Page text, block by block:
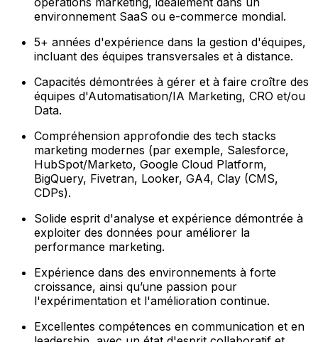
environnement SaaS ou e-commerce mondial.
5+ années d'expérience dans la gestion d'équipes,
incluant des équipes transversales et à distance.
Capacités démontrées à gérer et à faire croître des
équipes d'Automatisation/IA Marketing, CRO et/ou
Data.
Compréhension approfondie des tech stacks
marketing modernes (par exemple, Salesforce,
HubSpot/Marketo, Google Cloud Platform,
BigQuery, Fivetran, Looker, GA4, Clay (CMS,
CDPs).
Solide esprit d'analyse et expérience démontrée à
exploiter des données pour améliorer la
performance marketing.
Expérience dans des environnements à forte
croissance, ainsi qu’une passion pour
l'expérimentation et l'amélioration continue.
Excellentes compétences en communication et en